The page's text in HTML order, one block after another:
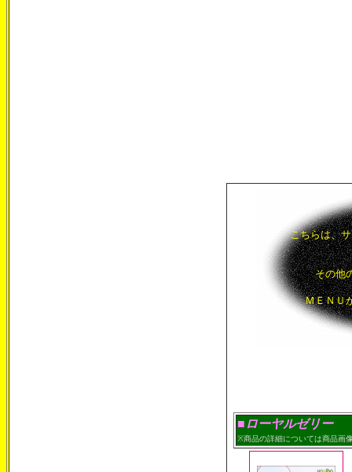
こちらは、
その他
ＭＥＮＵ
■ローヤルゼリー
※商品の詳細については商品画